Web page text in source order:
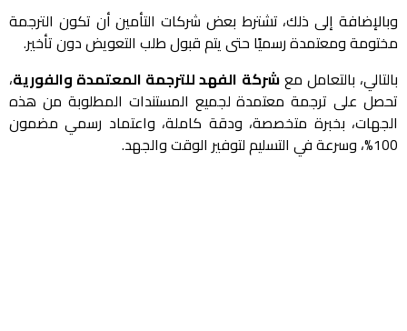
وبالإضافة إلى ذلك، تشترط بعض شركات التأمين أن تكون الترجمة
مختومة ومعتمدة رسميًا حتى يتم قبول طلب التعويض دون تأخير.
بالتالي، بالتعامل معشركة الفهد للترجمة المعتمدة والفورية،
تحصل على ترجمة معتمدة لجميع المستندات المطلوبة من هذه
الجهات، بخبرة متخصصة، ودقة كاملة، واعتماد رسمي مضمون
100%، وسرعة في التسليم لتوفير الوقت والجهد.